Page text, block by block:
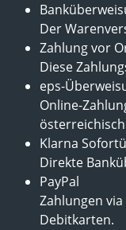
Der
Zahlung vor
Diese
eps-
Online-
Klarna
Direkte
PayPal
Zahlungen
Debitkarten.